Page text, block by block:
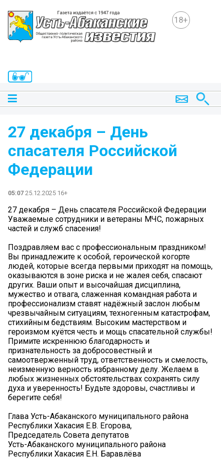
18+
27 декабря – День
спасателя Российской
Федерации
05:07 25.12.2025 16+
27 декабря – День спасателя Российской Федерации
Уважаемые сотрудники и ветераны МЧС, пожарных
частей и служб спасения!
Поздравляем вас с профессиональным праздником!
Вы принадлежите к особой, героической когорте
людей, которые всегда первыми приходят на помощь,
оказываются в зоне риска и не жалея себя, спасают
других. Ваши опыт и высочайшая дисциплина,
мужество и отвага, слаженная командная работа и
профессионализм ставят надёжный заслон любым
чрезвычайным ситуациям, техногенным катастрофам,
стихийным бедствиям. Высоким мастерством и
героизмом куётся честь и мощь спасательной службы!
Примите искреннюю благодарность и
признательность за добросовестный и
самоотверженный труд, ответственность и смелость,
неизменную верность избранному делу. Желаем в
любых жизненных обстоятельствах сохранять силу
духа и уверенность! Будьте здоровы, счастливы и
берегите себя!
Глава Усть-Абаканского муниципального района
Республики Хакасия Е.В. Егорова,
Председатель Совета депутатов
Усть-Абаканского муниципального района
Республики Хакасия Е.Н. Баравлёва